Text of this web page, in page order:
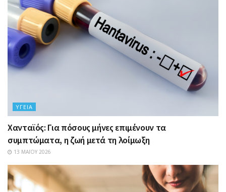
ΥΓΕΊΑ
Χανταϊός: Για πόσους μήνες επιμένουν τα
συμπτώματα, η ζωή μετά τη λοίμωξη
13 ΜΑΪ́ΟΥ 2026